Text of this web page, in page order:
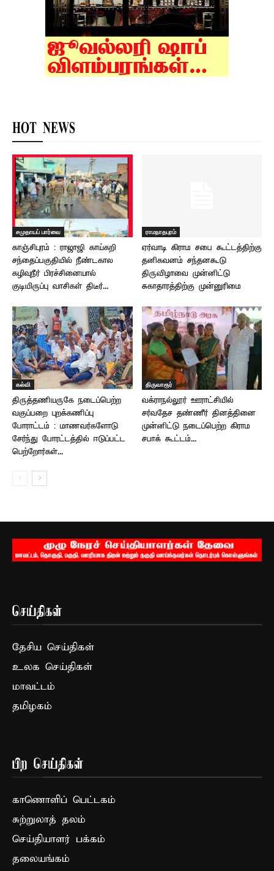
HOT NEWS
சமுதாயப் பார்வை
காஞ்சிபுரம் : ராஜாஜி காய்கறி
சந்தைப்பகுதியில் நீண்டகால
கழிவுநீர் பிரச்சினையால்
குடியிருப்பு வாசிகள் திடீர்...
ராமநாதபுரம்
ஏர்வாடி கிராம சபை கூட்டத்திற்கு
தனிகவனம் சந்தனகூடு
திருவிழாவை முன்னிட்டு
சுகாதாரத்திற்கு முன்னுரிமை
கல்வி
திருத்தணியருகே நடைப்பெற்ற
வகுப்பறை புறக்கணிப்பு
போராட்டம் : மாணவர்களோடு
சேர்ந்து போரட்டத்தில் ஈடுப்பட்ட
பெற்றோர்கள்...
திருவாரூர்
வக்ராநல்லூர் ஊராட்சியில்
சர்வதேச தண்ணீர் தினத்தினை
முன்னிட்டு நடைப்பெற்ற கிராம
சபாக் கூட்டம்...
செய்திகள்
தேசிய செய்திகள்
உலக செய்திகள்
மாவட்டம்
தமிழகம்
பிற செய்திகள்
காணொளிப் பெட்டகம்
சுற்றுலாத் தலம்
செய்தியாளர் பக்கம்
தலையங்கம்